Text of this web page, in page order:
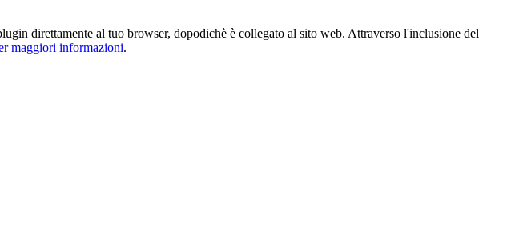
direttamente al tuo browser, dopodichè è collegato al sito web. Attraverso l'inclusione del
maggiori informazioni.